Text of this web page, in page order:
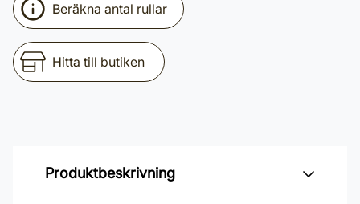
Beräkna antal rullar
Hitta till butiken
Produktbeskrivning